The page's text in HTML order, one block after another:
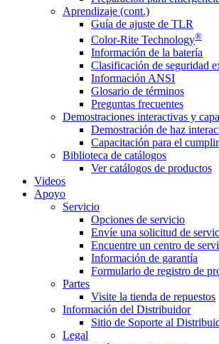
Aprendizaje (cont.)
Guía de ajuste de TLR
Color-Rite Technology®
Información de la batería
Clasificación de seguridad
Información ANSI
Glosario de términos
Preguntas frecuentes
Demostraciones interactivas y
Demostración de haz
Capacitación para el
Biblioteca de catálogos
Ver catálogos de productos
Videos
Apoyo
Servicio
Opciones de servicio
Envíe una solicitud de
Encuentre un centro de
Información de garantía
Formulario de registro de
Partes
Visite la tienda de repuestos
Información del Distribuidor
Sitio de Soporte al
Legal